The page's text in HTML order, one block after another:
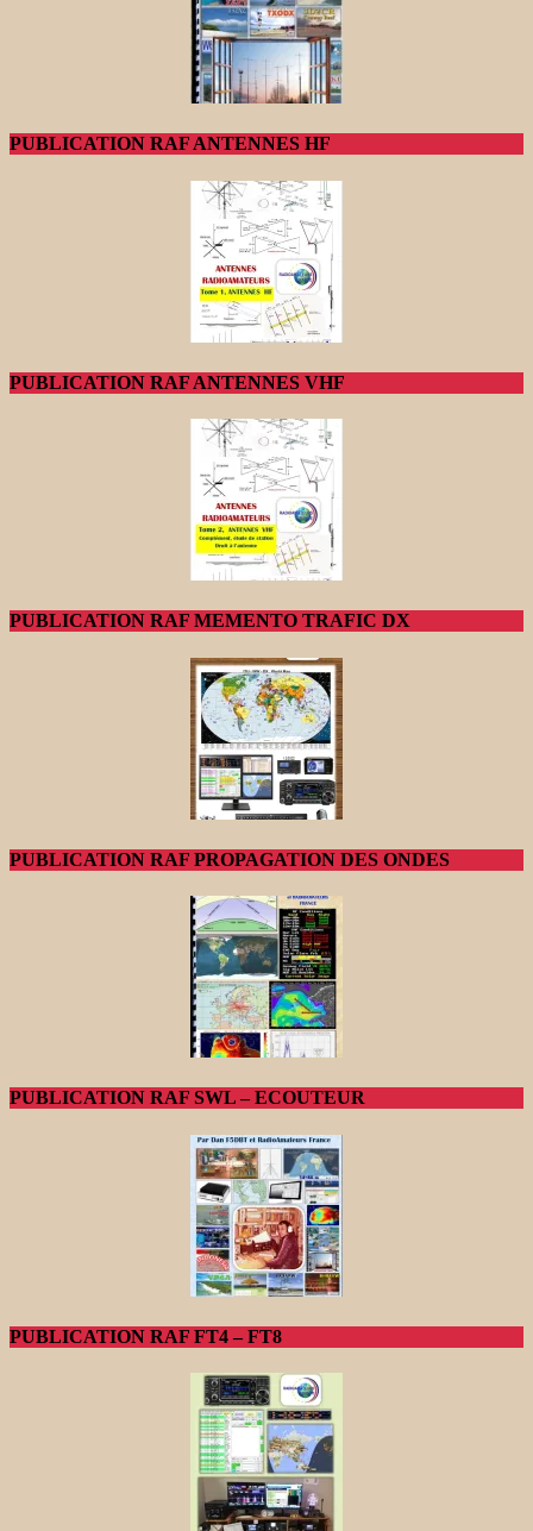
PUBLICATION RAF ANTENNES HF
PUBLICATION RAF ANTENNES VHF
PUBLICATION RAF MEMENTO TRAFIC DX
PUBLICATION RAF PROPAGATION DES ONDES
PUBLICATION RAF SWL – ECOUTEUR
PUBLICATION RAF FT4 – FT8